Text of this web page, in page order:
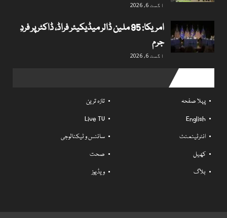
اگست 6, 2026
امریکا: 95 ملین ڈالر میڈیکیئر فراڈ، ڈاکٹر پر فردِ
جرم
اگست 6, 2026
پہلا صفحہ
تازہ ترین
English
Live TV
انٹرٹینمنٹ
سائنس و ٹیکنالوجی
کھیل
صحت
بلاگ
ویڈیوز